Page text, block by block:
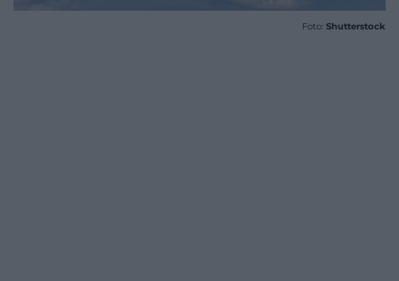
Foto: Shutterstock